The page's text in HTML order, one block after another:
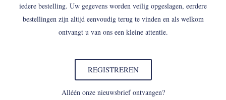
iedere bestelling. Uw gegevens worden veilig opgeslagen, eerdere
bestellingen zijn altijd eenvoudig terug te vinden en als welkom
ontvangt u van ons een kleine attentie.
REGISTREREN
Alléén onze nieuwsbrief ontvangen?